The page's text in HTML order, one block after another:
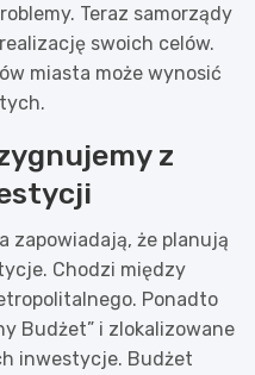
Teraz samorządy
swoich celów.
miasta może wynosić
z
zapowiadają, że planują
Chodzi między
Ponadto
Budżet” i zlokalizowane
inwestycje. Budżet